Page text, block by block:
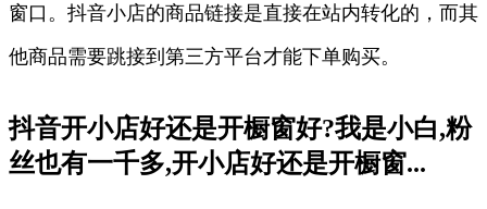
窗口。抖音小店的商品链接是直接在站内转化的，而其
他商品需要跳接到第三方平台才能下单购买。
抖音开小店好还是开橱窗好?我是小白,粉
丝也有一千多,开小店好还是开橱窗...